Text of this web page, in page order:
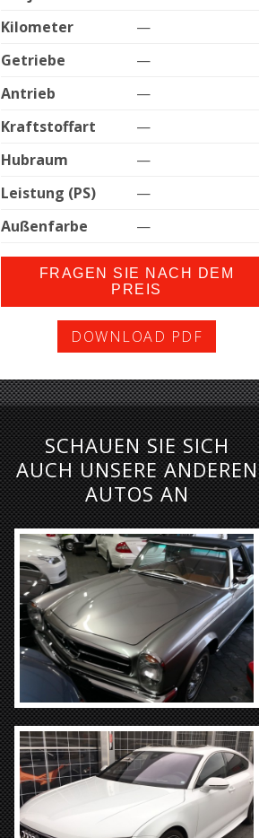
Kilometer
—
Getriebe
—
Antrieb
—
Kraftstoffart
—
Hubraum
—
Leistung (PS)
—
Außenfarbe
—
FRAGEN SIE NACH DEM
PREIS
DOWNLOAD PDF
SCHAUEN SIE SICH
AUCH UNSERE ANDEREN
AUTOS AN